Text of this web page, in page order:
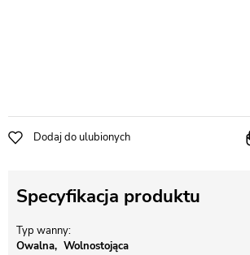
Dodaj do ulubionych
Specyfikacja produktu
Typ wanny
Owalna
Wolnostojąca